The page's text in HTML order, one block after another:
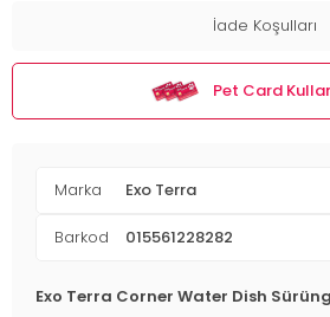
İade Koşulları
Pet Card
Marka Exo Terra
Barkod 015561228282
Exo Terra Corner Water Dish